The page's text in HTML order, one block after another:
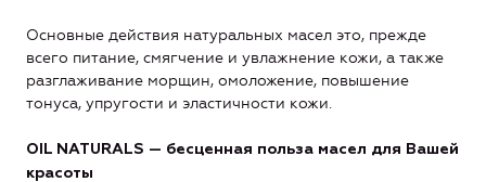
Основные действия натуральных масел это, прежде
всего питание, смягчение и увлажнение кожи, а также
разглаживание морщин, омоложение, повышение
тонуса, упругости и эластичности кожи.
OIL NATURALS — бесценная польза масел для Вашей
красоты